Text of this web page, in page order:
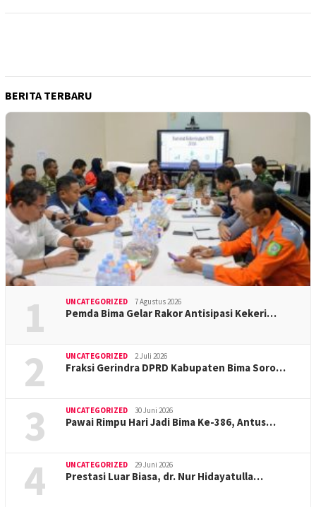
BERITA TERBARU
1 UNCATEGORIZED 7 Agustus 2026
Pemda Bima Gelar Rakor Antisipasi Kekeri…
2 UNCATEGORIZED 2 Juli 2026
Fraksi Gerindra DPRD Kabupaten Bima Soro…
3 UNCATEGORIZED 30 Juni 2026
Pawai Rimpu Hari Jadi Bima Ke-386, Antus…
4 UNCATEGORIZED 29 Juni 2026
Prestasi Luar Biasa, dr. Nur Hidayatulla…